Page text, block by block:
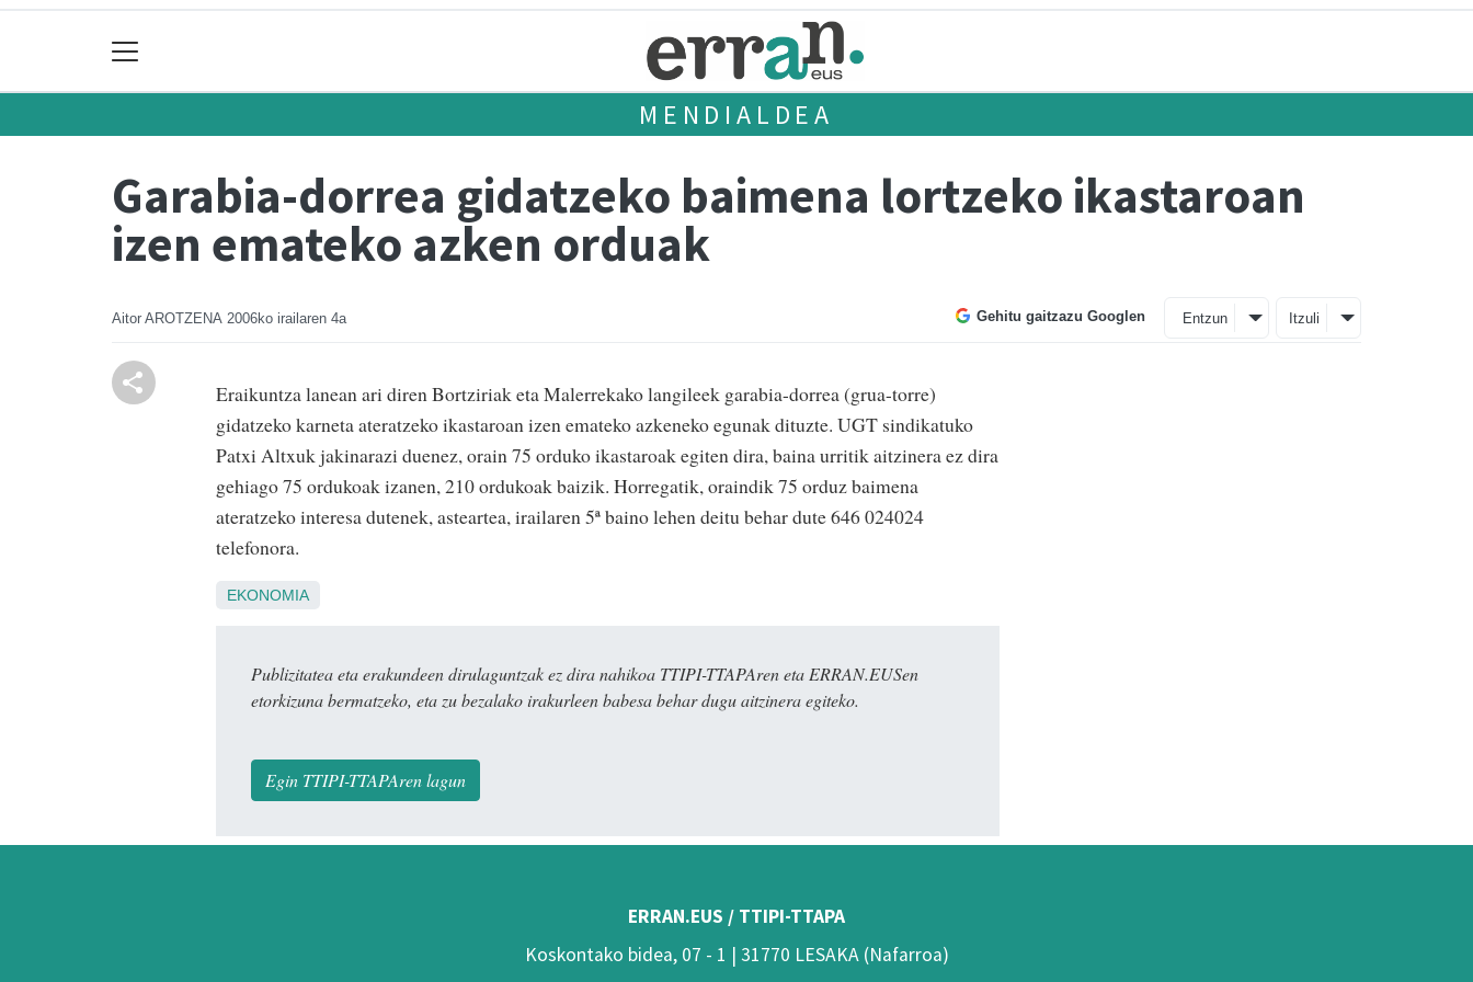
MENDIALDEA
Garabia-dorrea gidatzeko baimena lortzeko ikastaroan
izen emateko azken orduak
Aitor AROTZENA 2006ko irailaren 4a Gehitu gaitzazu Googlen Entzun Itzuli
Eraikuntza lanean ari diren Bortziriak eta Malerrekako langileek garabia-dorrea (grua-torre)
gidatzeko karneta ateratzeko ikastaroan izen emateko azkeneko egunak dituzte. UGT sindikatuko
Patxi Altxuk jakinarazi duenez, orain 75 orduko ikastaroak egiten dira, baina urritik aitzinera ez dira
gehiago 75 ordukoak izanen, 210 ordukoak baizik. Horregatik, oraindik 75 orduz baimena
ateratzeko interesa dutenek, asteartea, irailaren 5ª baino lehen deitu behar dute 646 024024
telefonora.
EKONOMIA
Publizitatea eta erakundeen dirulaguntzak ez dira nahikoa TTIPI-TTAPAren eta ERRAN.EUSen
etorkizuna bermatzeko, eta zu bezalako irakurleen babesa behar dugu aitzinera egiteko.
Egin TTIPI-TTAPAren lagun
ERRAN.EUS / TTIPI-TTAPA
Koskontako bidea, 07 - 1 | 31770 LESAKA (Nafarroa)